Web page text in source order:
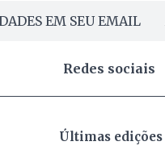
EM SEU EMAIL
Redes sociais
Últimas edições